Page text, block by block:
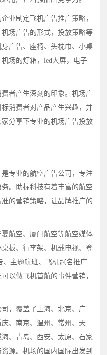
业制定飞机广告推广策略，
场广告的形式，投放策略等
广告、座椅、头枕巾、小桌
场的灯箱，led大屏，电子
者产生深刻的印象。机场广
消费者对产品产生兴趣，并
分享下专业的机场广告投放
是专业的航空广告公司，专注
。助标科技有着丰富的航空
的营销策略，让品牌推广的
航空、厦门航空等航空媒体
板、行李架、机载电视、登
、主题航班、飞机冠名推广
以做飞机首航的事件营销，
，覆盖了上海、北京、广
、南京、温州、常州、天
、青岛、西安、太原、石家
源。机场的国内国际出发到